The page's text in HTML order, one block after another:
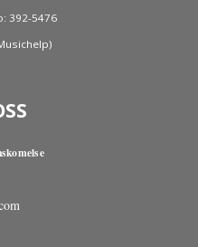
392-5476